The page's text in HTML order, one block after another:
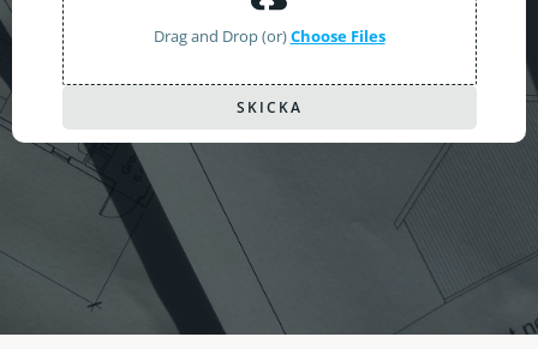
Drag and Drop (or)Choose Files
SKICKA